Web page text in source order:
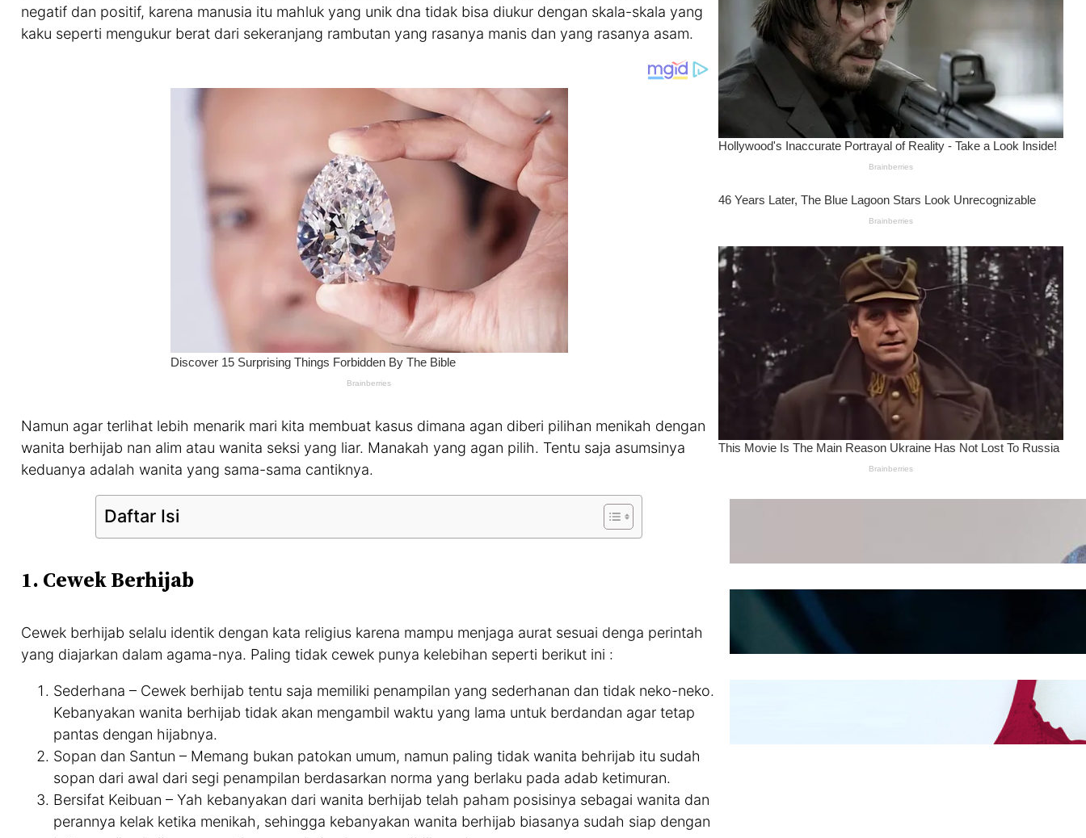
negatif dan positif, karena manusia itu mahluk yang unik dna tidak bisa diukur dengan skala-skala yang
kaku seperti mengukur berat dari sekeranjang rambutan yang rasanya manis dan yang rasanya asam.
Namun agar terlihat lebih menarik mari kita membuat kasus dimana agan diberi pilihan menikah dengan
wanita berhijab nan alim atau wanita seksi yang liar. Manakah yang agan pilih. Tentu saja asumsinya
keduanya adalah wanita yang sama-sama cantiknya.
Daftar Isi
1. Cewek Berhijab
Cewek berhijab selalu identik dengan kata religius karena mampu menjaga aurat sesuai denga perintah
yang diajarkan dalam agama-nya. Paling tidak cewek punya kelebihan seperti berikut ini :
Sederhana – Cewek berhijab tentu saja memiliki penampilan yang sederhanan dan tidak neko-neko.
Kebanyakan wanita berhijab tidak akan mengambil waktu yang lama untuk berdandan agar tetap
pantas dengan hijabnya.
Sopan dan Santun – Memang bukan patokan umum, namun paling tidak wanita behrijab itu sudah
sopan dari awal dari segi penampilan berdasarkan norma yang berlaku pada adab ketimuran.
Bersifat Keibuan – Yah kebanyakan dari wanita berhijab telah paham posisinya sebagai wanita dan
perannya kelak ketika menikah, sehingga kebanyakan wanita berhijab biasanya sudah siap dengan
Wanita Pamer Pakaian
Kepribadian
Mengintip Kepribadian
Wanita Dari Warna Bra